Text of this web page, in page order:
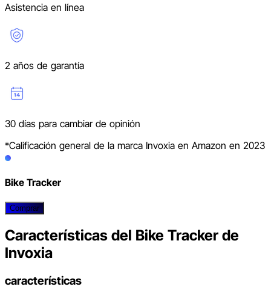
Asistencia en línea
2 años de garantía
30 días para cambiar de opinión
*Calificación general de la marca Invoxia en Amazon en 2023
Bike Tracker
Comprar
Características del Bike Tracker de
Invoxia
características